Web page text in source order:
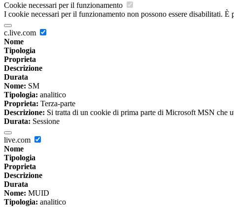
Cookie necessari per il funzionamento
I cookie necessari per il funzionamento non possono essere disabilitati.
c.live.com
Nome
Tipologia
Proprieta
Descrizione
Durata
Nome: SM
Tipologia: analitico
Proprieta: Terza-parte
Descrizione: Si tratta di un cookie di prima parte di Microsoft MSN che
Durata: Sessione
live.com
Nome
Tipologia
Proprieta
Descrizione
Durata
Nome: MUID
Tipologia: analitico